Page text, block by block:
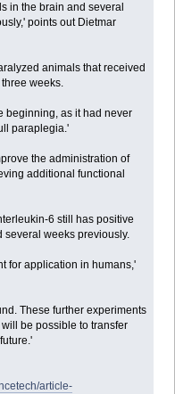
in the brain and several
points out Dietmar
animals that received
weeks.
beginning, as it had never
paraplegia.'
the administration of
additional functional
6 still has positive
several weeks previously.
for application in humans,'
These further experiments
be possible to transfer
article-